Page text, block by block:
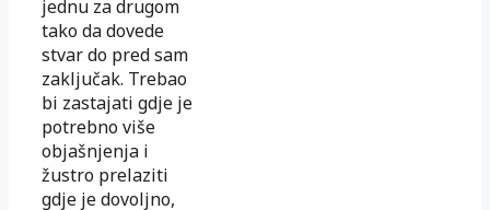
jednu za drugom
tako da dovede
stvar do pred sam
zaključak. Trebao
bi zastajati gdje je
potrebno više
objašnjenja i
žustro prelaziti
gdje je dovoljno,